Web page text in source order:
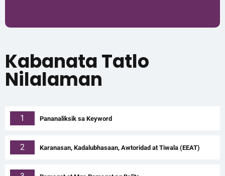
Kabanata Tatlo
Nilalaman
1 Pananaliksik sa Keyword
2 Karanasan, Kadalubhasaan, Awtoridad at Tiwala (EEAT)